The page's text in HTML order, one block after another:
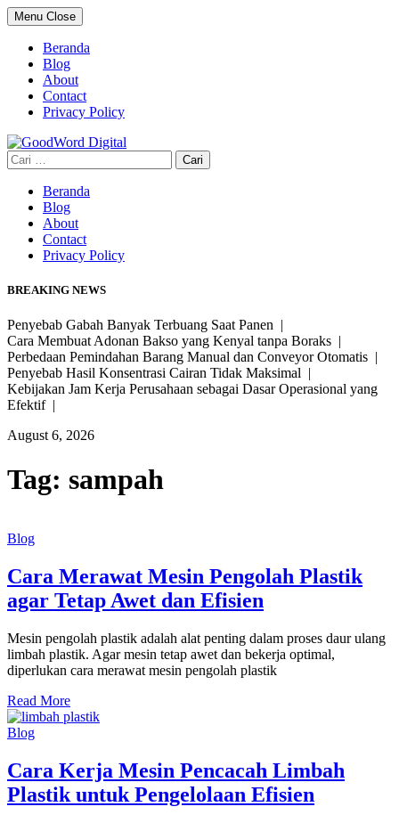
Skip
to
content
Menu Close
Beranda
Blog
About
Contact
Privacy Policy
Cari
untuk:
Beranda
Blog
About
Contact
Privacy Policy
BREAKING NEWS
Penyebab Gabah Banyak Terbuang Saat Panen |
Cara Membuat Adonan Bakso yang Kenyal tanpa Boraks |
Perbedaan Pemindahan Barang Manual dan Conveyor Otomatis |
Penyebab Hasil Konsentrasi Cairan Tidak Maksimal |
Kebijakan Jam Kerja Perusahaan sebagai Dasar Operasional yang
Efektif |
August 6, 2026
Tag: sampah
Blog
Cara Merawat Mesin Pengolah Plastik
agar Tetap Awet dan Efisien
Mesin pengolah plastik adalah alat penting dalam proses daur ulang
limbah plastik. Agar mesin tetap awet dan bekerja optimal,
diperlukan cara merawat mesin pengolah plastik
Read More
Blog
Cara Kerja Mesin Pencacah Limbah
Plastik untuk Pengelolaan Efisien